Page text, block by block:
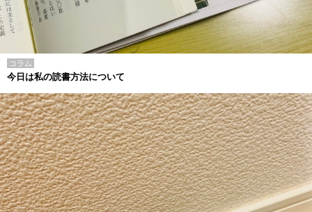
コラム
今日は私の読書方法について